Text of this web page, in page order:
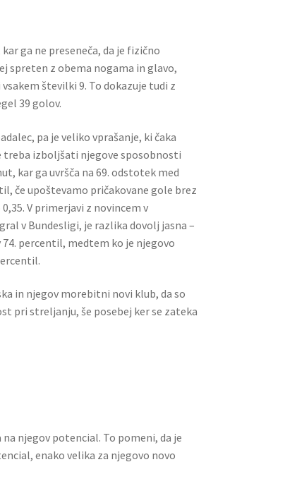
ga ne preseneča, da je fizično
spreten z obema nogama in glavo,
številki 9. To dokazuje tudi z
39 golov.
pa je veliko vprašanje, ki čaka
treba izboljšati njegove sposobnosti
kar ga uvršča na 69. odstotek med
če upoštevamo pričakovane gole brez
V primerjavi z novincem v
v Bundesligi, je razlika dovolj jasna –
percentil, medtem ko je njegovo
in njegov morebitni novi klub, da so
pri streljanju, še posebej ker se zateka
njegov potencial. To pomeni, da je
enako velika za njegovo novo